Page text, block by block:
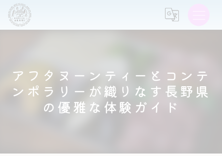
アフタヌーンティーとコンテ
ンポラリーが織りなす長野県
の優雅な体験ガイド